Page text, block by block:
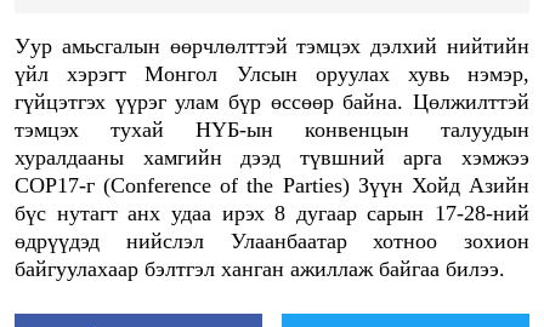
Уур амьсгалын өөрчлөлттэй тэмцэх дэлхий нийтийн
үйл хэрэгт Монгол Улсын оруулах хувь нэмэр,
гүйцэтгэх үүрэг улам бүр өссөөр байна. Цөлжилттэй
тэмцэх тухай НҮБ-ын конвенцын талуудын
хуралдааны хамгийн дээд түвшний арга хэмжээ
COP17-г (Conference of the Parties) Зүүн Хойд Азийн
бүс нутагт анх удаа ирэх 8 дугаар сарын 17-28-ний
өдрүүдэд нийслэл Улаанбаатар хотноо зохион
байгуулахаар бэлтгэл ханган ажиллаж байгаа билээ.